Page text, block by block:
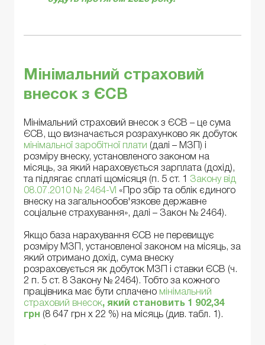
Мінімальний страховий
внесок з ЄСВ
Мінімальний страховий внесок з ЄСВ – це сума
ЄСВ, що визначається розрахунково як добуток
мінімальної заробітної плати (далі – МЗП) і
розміру внеску, установленого законом на
місяць, за який нараховується зарплата (дохід),
та підлягає сплаті щомісяця (п. 5 ст. 1 Закону від
08.07.2010 № 2464-VI «Про збір та облік єдиного
внеску на загальнообов'язкове державне
соціальне страхування», далі – Закон № 2464).
Якщо база нарахування ЄСВ не перевищує
розміру МЗП, установленої законом на місяць, за
який отримано дохід, сума внеску
розраховується як добуток МЗП і ставки ЄСВ (ч.
2 п. 5 ст. 8 Закону № 2464). Тобто за кожного
працівника має бути сплачено мінімальний
страховий внесок, який становить 1 902,34
грн (8 647 грн х 22 %) на місяць (див. табл. 1).